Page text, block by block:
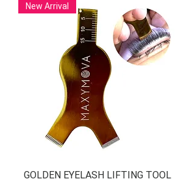
New Arrival
GOLDEN EYELASH LIFTING TOOL